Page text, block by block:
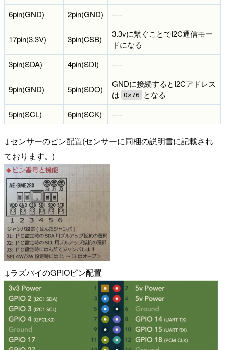
6pin(GND)
2pin(GND) ----
17pin(3.3V) 3pin(CSB)
3.3vに繋ぐことでI2C通信モー
ドになる
3pin(SDA)
4pin(SDI) ----
9pin(GND) 5pin(SDO)
GNDに接続するとI2Cアドレス
は 0×76
となる
5pin(SCL)
6pin(SCK) ----
↓センサーのピン配置(センサーに同梱の説明書に記載され
ております。)
↓ラズパイのGPIOピン配置